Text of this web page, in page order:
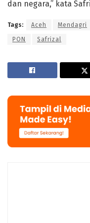
dan negara,” kata
Tags: Aceh Mendagri
PON Safrizal